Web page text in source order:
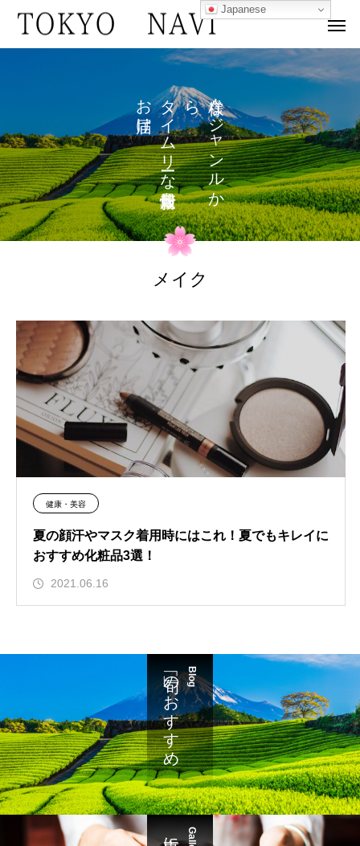
な
ジ
ャ
ン
ル
か
ら
タ
イ
ム
リ
な
を
お
け
メイク
健康・美容
夏の顔汗やマスク着用時にはこれ！夏でもキレイに
おすすめ化粧品3選！
2021.06.16
Blog
「旬」のおすすめ
Japanese